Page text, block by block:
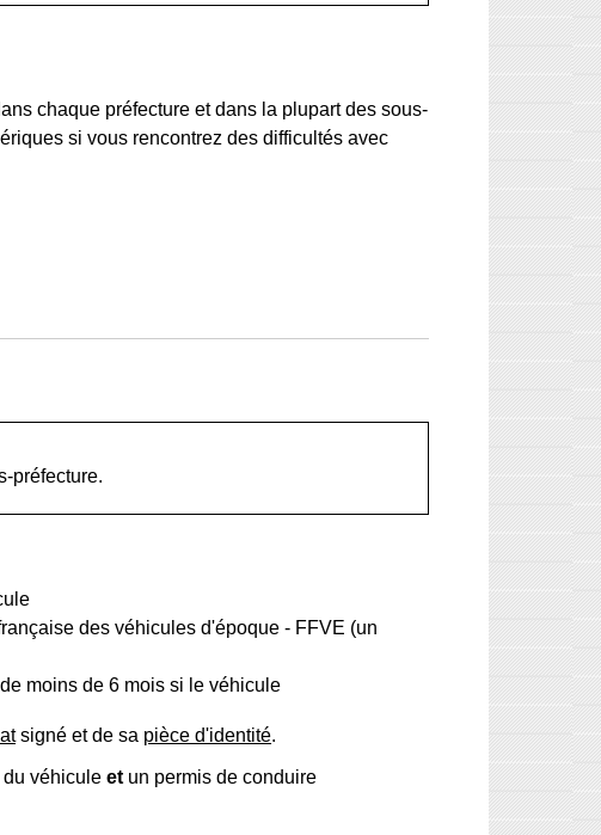
chaque préfecture et dans la plupart des sous-
si vous rencontrez des difficultés avec
préfecture.
des véhicules d'époque - FFVE (un
de moins de 6 mois si le véhicule
signé et de sa pièce d'identité.
du véhiculeet un permis de conduire